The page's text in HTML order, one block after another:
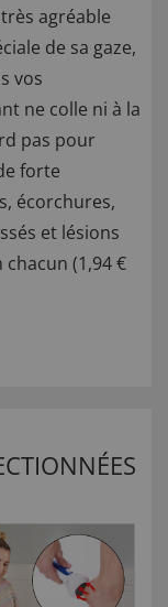
agréable
de sa gaze,
vos
ne colle ni à la
pas pour
forte
écorchures,
et lésions
(1,94 €